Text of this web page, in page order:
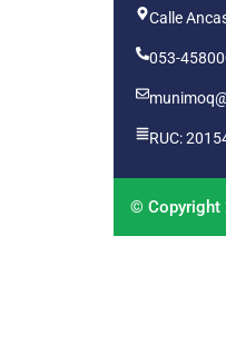
Calle
053-
RUC:
© Copyright